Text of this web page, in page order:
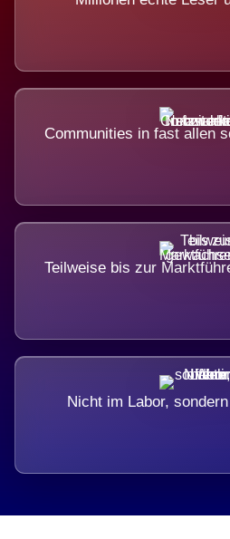
Communities in fast allen
Teilweise bis zur
Nicht im Labor,